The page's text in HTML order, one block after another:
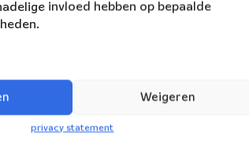
invloed hebben op bepaalde
Weigeren
privacy statement